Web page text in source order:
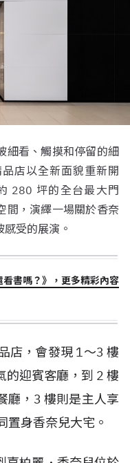
細看、觸摸和停留的細
店以全新面貌重新開
280 坪的全台最大門
間，演繹一場關於香奈
受的展演。
書嗎？》，更多精彩內容
店，會發現 1～3 樓
的迎賓客廳，到 2 樓
廳，3 樓則是主人享
置身香奈兒大宅。